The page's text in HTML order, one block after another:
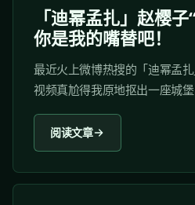
「迪幂孟扎」赵樱
你是我的嘴替吧！
最近火上微博热搜的「迪幂孟
视频真尬得我原地抠出一座城
子”。 台下的港圈大佬们都表示
扎」是什么？ 赵樱子解释后，
杨幂、孟子义与古力娜扎的结
阅读文章